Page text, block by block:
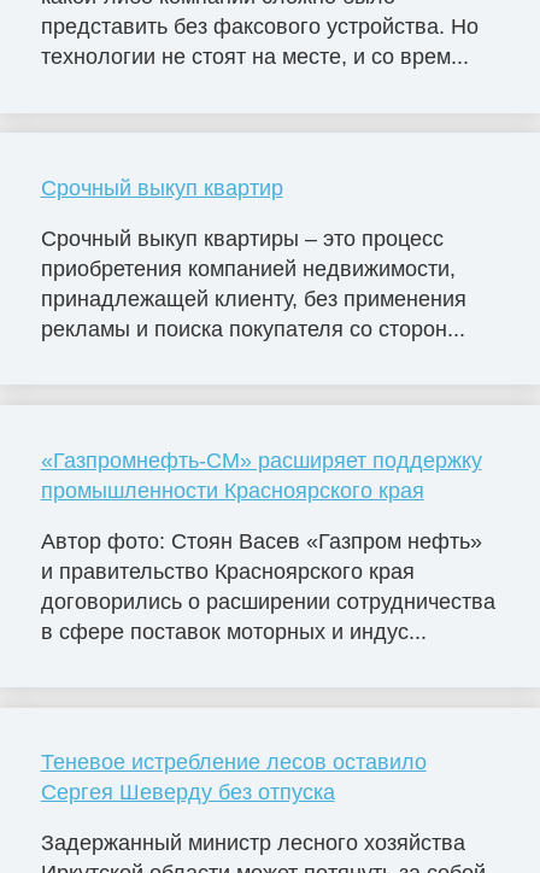
представить без факсового устройства. Но
технологии не стоят на месте, и со врем...
Срочный выкуп квартир
Срочный выкуп квартиры – это процесс
приобретения компанией недвижимости,
принадлежащей клиенту, без применения
рекламы и поиска покупателя со сторон...
«Газпромнефть-СМ» расширяет поддержку
промышленности Красноярского края
Автор фото: Стоян Васев «Газпром нефть»
и правительство Красноярского края
договорились о расширении сотрудничества
в сфере поставок моторных и индус...
Теневое истребление лесов оставило
Сергея Шеверду без отпуска
Задержанный министр лесного хозяйства